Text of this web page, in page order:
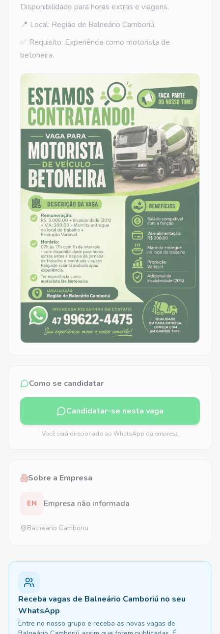
Disponibilidade para horas extras e viagens.
📍 Local: Região de Balneário Camboriú.
✅ Requisito: Experiência como motorista de
betoneira.
Como se candidatar
Candidatar-se nesta vaga
Você será direcionado ao WhatsApp da empresa
Sobre a Empresa
EN Empresa não informada
Balneario Camboriu
Receba vagas de Balneário Camboriú no seu
WhatsApp
Entre no nosso grupo e receba as novas vagas de